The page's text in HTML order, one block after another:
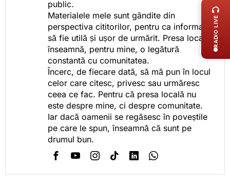
public.
Materialele mele sunt gândite din
perspectiva cititorilor, pentru ca informația
să fie utilă și ușor de urmărit. Presa locală
înseamnă, pentru mine, o legătură
constantă cu comunitatea.
Încerc, de fiecare dată, să mă pun în locul
celor care citesc, privesc sau urmăresc
ceea ce fac. Pentru că presa locală nu
este despre mine, ci despre comunitate.
Iar dacă oamenii se regăsesc în poveștile
pe care le spun, înseamnă că sunt pe
drumul bun.
RADIO LIVE